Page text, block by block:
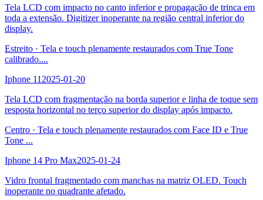
Tela LCD com impacto no canto inferior e propagação de trinca em
toda a extensão. Digitizer inoperante na região central inferior do
display.
Estreito · Tela e touch plenamente restaurados com True Tone
calibrado....
Iphone 11 2025-01-20
Tela LCD com fragmentação na borda superior e linha de toque sem
resposta horizontal no terço superior do display após impacto.
Centro · Tela e touch plenamente restaurados com Face ID e True
Tone ...
Iphone 14 Pro Max2025-01-24
Vidro frontal fragmentado com manchas na matriz OLED. Touch
inoperante no quadrante afetado.